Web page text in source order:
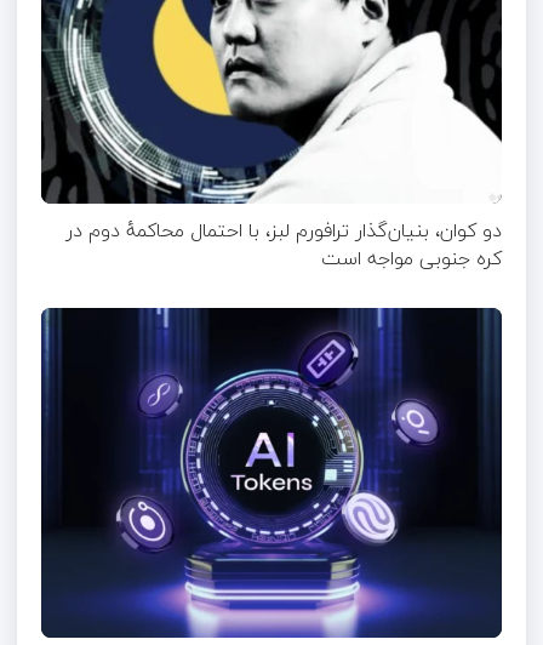
دو کوان، بنیان‌گذار ترافورم لبز، با احتمال محاکمهٔ دوم در
کره جنوبی مواجه است